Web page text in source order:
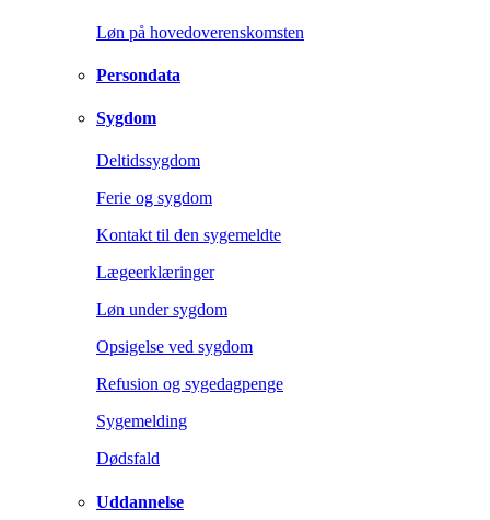
Løn på hovedoverenskomsten
Persondata
Sygdom
Deltidssygdom
Ferie og sygdom
Kontakt til den sygemeldte
Lægeerklæringer
Løn under sygdom
Opsigelse ved sygdom
Refusion og sygedagpenge
Sygemelding
Dødsfald
Uddannelse